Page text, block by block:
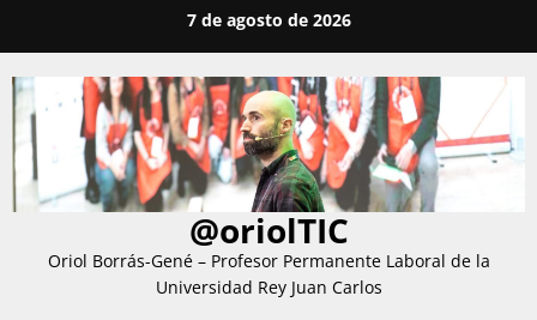
contenido
7 de agosto de 2026
@oriolTIC
Oriol Borrás-Gené – Profesor Permanente Laboral de la
Universidad Rey Juan Carlos